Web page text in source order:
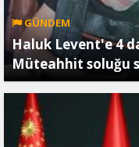
GÜNDEM
Haluk Levent'e 4
Müteahhit soluğu